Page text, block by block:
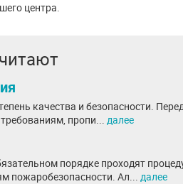
центра.
качества и безопасности.
пропи... далее
порядке проходят
пожаробезопасности. Ал... далее